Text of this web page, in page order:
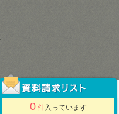
0 件入っています